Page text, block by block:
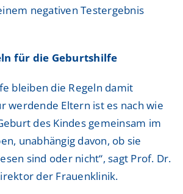
negativen Testergebnis
für die Geburtshilfe
bleiben die Regeln damit
werdende Eltern ist es nach wie
des Kindes gemeinsam im
unabhängig davon, ob sie
sind oder nicht“, sagt Prof. Dr.
der Frauenklinik.